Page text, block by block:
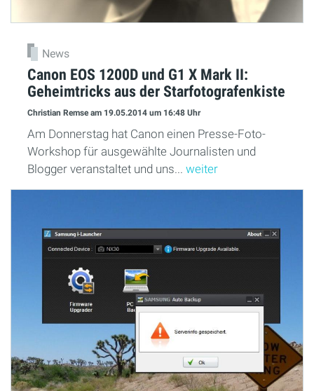
News
Canon EOS 1200D und G1 X Mark II:
Geheimtricks aus der Starfotografenkiste
Christian Remseam 19.05.2014 um 16:48 Uhr
Am Donnerstag hat Canon einen Presse-Foto-
Workshop für ausgewählte Journalisten und
Blogger veranstaltet und uns... weiter